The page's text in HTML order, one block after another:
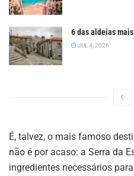
6 das aldeias
JUL 4, 2026
É, talvez, o mais famoso
não é por acaso: a Serra da
ingredientes necessários